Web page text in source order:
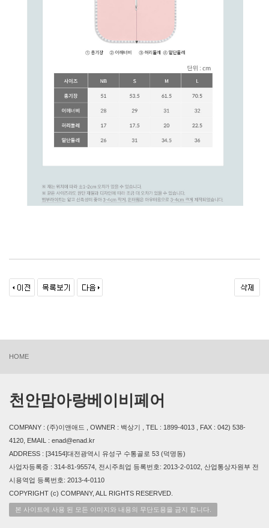
HOME
천안맘아랑베이비페어
COMPANY : (주)이앤애드 , OWNER : 백상기 , TEL : 1899-4013 , FAX : 042) 538-
4120, EMAIL : enad@enad.kr
ADDRESS : [34154]대전광역시 유성구 수통골로 53 (덕명동)
사업자등록증 : 314-81-95574, 전시주최업 등록번호: 2013-2-0102, 산업통상자원부 전
시용역업 등록번호: 2013-4-0110
COPYRIGHT (c) COMPANY, ALL RIGHTS RESERVED.
본 사이트에 사용 된 모든 이미지와 내용의 무단도용을 금지 합니다.